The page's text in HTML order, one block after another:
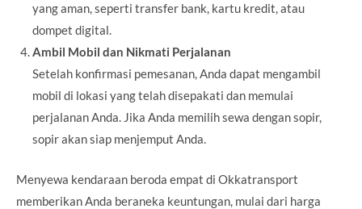
yang aman, seperti transfer bank, kartu kredit, atau
dompet digital.
Ambil Mobil dan Nikmati Perjalanan
Setelah konfirmasi pemesanan, Anda dapat mengambil
mobil di lokasi yang telah disepakati dan memulai
perjalanan Anda. Jika Anda memilih sewa dengan sopir,
sopir akan siap menjemput Anda.
Menyewa kendaraan beroda empat di Okkatransport
memberikan Anda beraneka keuntungan, mulai dari harga